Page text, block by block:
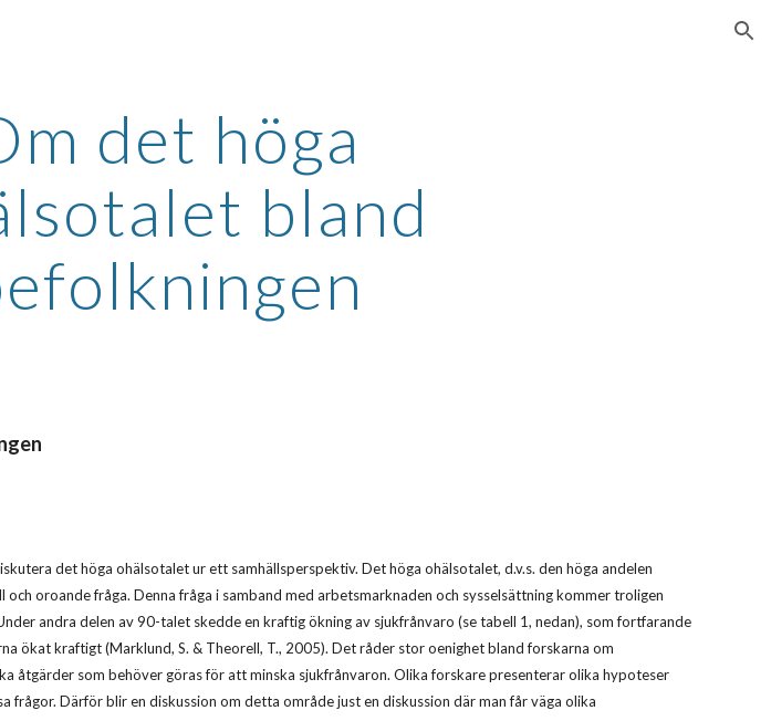
det höga
bland
det höga ohälsotalet ur ett samhällsperspektiv. Det höga ohälsotalet, d.v.s. den höga andelen
och oroande fråga. Denna fråga i samband med arbetsmarknaden och sysselsättning kommer troligen
andra delen av 90-talet skedde en kraftig ökning av sjukfrånvaro (se tabell 1, nedan), som fortfarande
ökat kraftigt (Marklund, S. & Theorell, T., 2005). Det råder stor oenighet bland forskarna om
åtgärder som behöver göras för att minska sjukfrånvaron. Olika forskare presenterar olika hypoteser
frågor. Därför blir en diskussion om detta område just en diskussion där man får väga olika